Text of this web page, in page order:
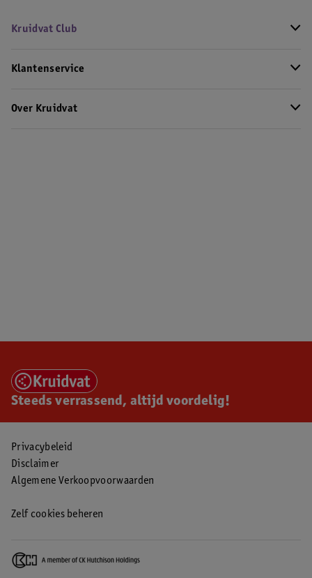
Kruidvat Club
Klantenservice
Over Kruidvat
Steeds verrassend, altijd voordelig!
Privacybeleid
Disclaimer
Algemene Verkoopvoorwaarden
Zelf cookies beheren